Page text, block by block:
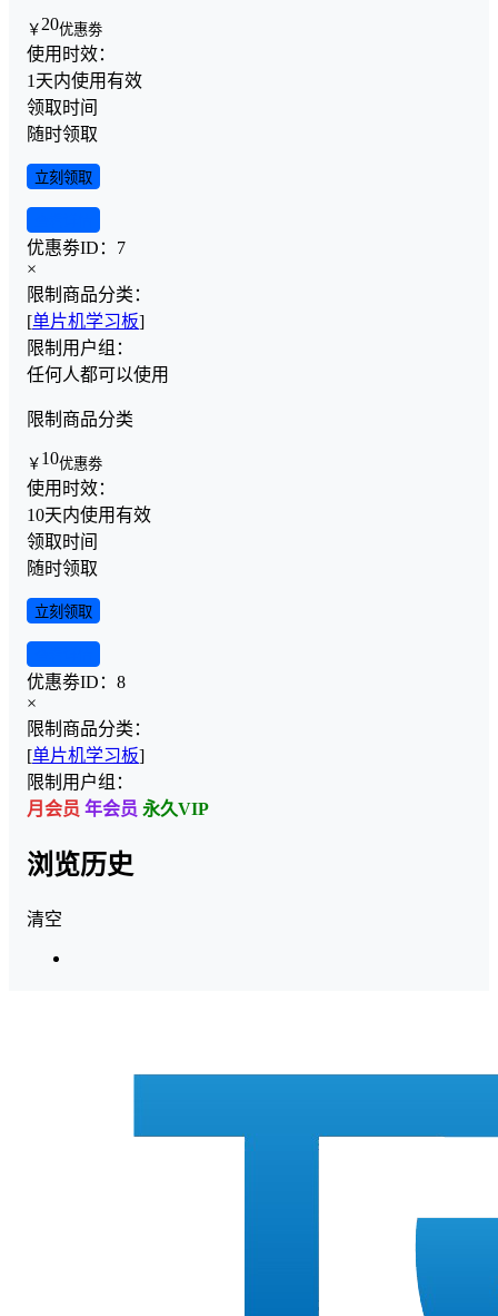
￥ 20优惠劵
使用时效：
1天内使用有效
领取时间
随时领取
立刻领取
优惠劵ID： 7
×
限制商品分类：
[单片机学习板]
限制用户组：
任何人都可以使用
限制商品分类
￥ 10优惠劵
使用时效：
10天内使用有效
领取时间
随时领取
立刻领取
优惠劵ID： 8
×
限制商品分类：
[单片机学习板]
限制用户组：
月会员 年会员 永久VIP
浏览历史
清空